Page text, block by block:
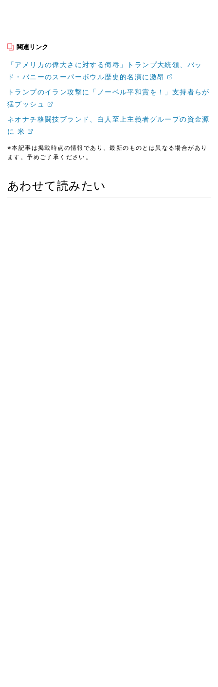
関連リンク
「アメリカの偉大さに対する侮辱」トランプ大統領、バッ
ド・バニーのスーパーボウル歴史的名演に激昂
トランプのイラン攻撃に「ノーベル平和賞を！」支持者らが
猛プッシュ
ネオナチ格闘技ブランド、白人至上主義者グループの資金源
に 米
※本記事は掲載時点の情報であり、最新のものとは異なる場合があり
ます。予めご了承ください。
あわせて読みたい